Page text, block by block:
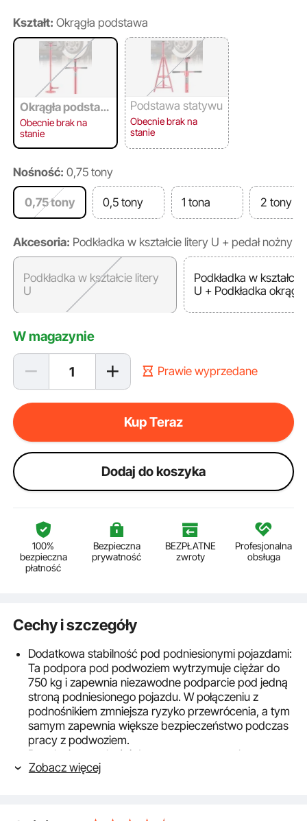
Kształt: Okrągła podstawa
Okrągła podstaw
a
Obecnie brak na
stanie
Podstawa statywu
Obecnie brak na
stanie
Nośność: 0,75 tony
0,75 tony 0,5 tony 1 tona 2 tony
Akcesoria: Podkładka w kształcie litery U + pedał nożny
Podkładka w kształcie litery
U
Podkładka w
U + Podkładka okrągła
W magazynie
Prawie wyprzedane
Kup Teraz
Dodaj do koszyka
100%
bezpieczna
płatność
Bezpieczna
prywatność
BEZPŁATNE
zwroty
Profesjonalna
obsługa
Cechy i szczegóły
Dodatkowa stabilność pod podniesionymi pojazdami:
Ta podpora pod podwoziem wytrzymuje ciężar do
750 kg i zapewnia niezawodne podparcie pod jedną
stroną podniesionego pojazdu. W połączeniu z
podnośnikiem zmniejsza ryzyko przewrócenia, a tym
samym zapewnia większe bezpieczeństwo podczas
pracy z podwoziem.
Regulacja wysokości do prac naprawczych:
Podnośnik podnośnikowy ma regulowaną wysokość
Zobacz więcej